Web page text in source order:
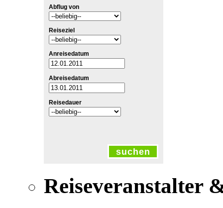
Abflug von
Reiseziel
Anreisedatum
Abreisedatum
Reisedauer
suchen
Reiseveranstalter